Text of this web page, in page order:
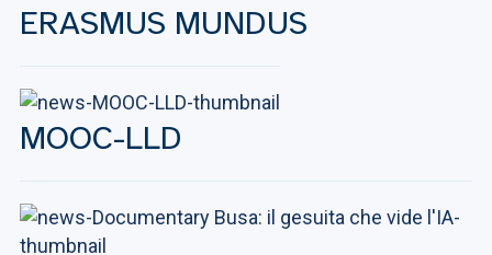
ERASMUS MUNDUS
MOOC-LLD